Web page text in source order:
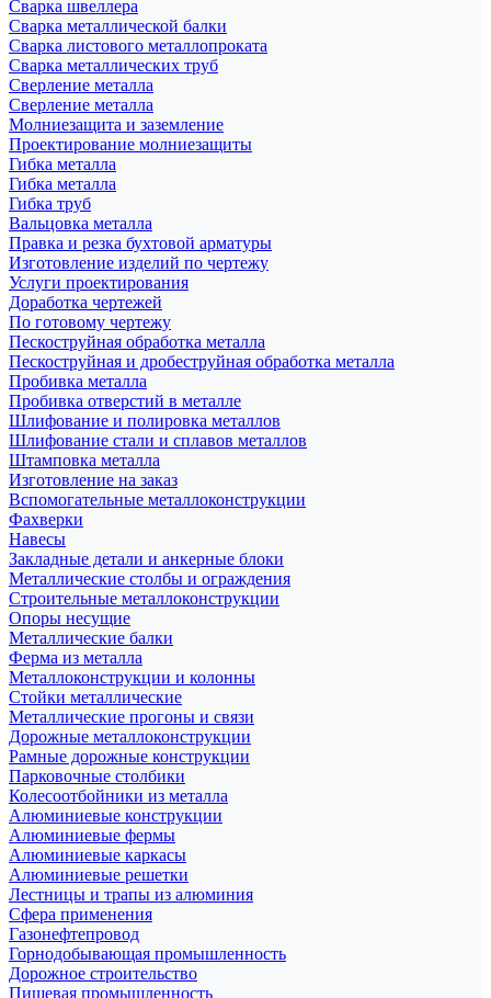
Сварка швеллера
Сварка металлической балки
Сварка листового металлопроката
Сварка металлических труб
Сверление металла
Сверление металла
Молниезащита и заземление
Проектирование молниезащиты
Гибка металла
Гибка металла
Гибка труб
Вальцовка металла
Правка и резка бухтовой арматуры
Изготовление изделий по чертежу
Услуги проектирования
Доработка чертежей
По готовому чертежу
Пескоструйная обработка металла
Пескоструйная и дробеструйная обработка металла
Пробивка металла
Пробивка отверстий в металле
Шлифование и полировка металлов
Шлифование стали и сплавов металлов
Штамповка металла
Изготовление на заказ
Вспомогательные металлоконструкции
Фахверки
Навесы
Закладные детали и анкерные блоки
Металлические столбы и ограждения
Строительные металлоконструкции
Опоры несущие
Металлические балки
Ферма из металла
Металлоконструкции и колонны
Стойки металлические
Металлические прогоны и связи
Дорожные металлоконструкции
Рамные дорожные конструкции
Парковочные столбики
Колесоотбойники из металла
Алюминиевые конструкции
Алюминиевые фермы
Алюминиевые каркасы
Алюминиевые решетки
Лестницы и трапы из алюминия
Сфера применения
Газонефтепровод
Горнодобывающая промышленность
Дорожное строительство
Пищевая промышленность